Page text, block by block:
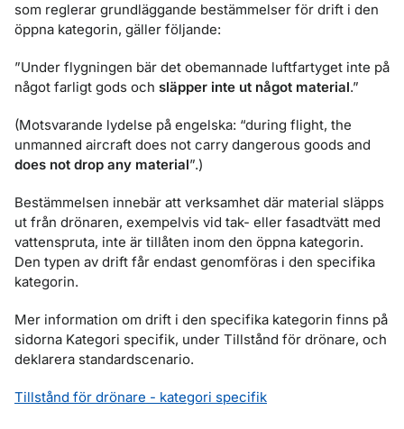
som reglerar grundläggande bestämmelser för drift i den
öppna kategorin, gäller följande:
”Under flygningen bär det obemannade luftfartyget inte på
något farligt gods och släpper inte ut något material.”
(Motsvarande lydelse på engelska: “during flight, the
unmanned aircraft does not carry dangerous goods and
does not drop any material”.)
Bestämmelsen innebär att verksamhet där material släpps
ut från drönaren, exempelvis vid tak- eller fasadtvätt med
vattenspruta, inte är tillåten inom den öppna kategorin.
Den typen av drift får endast genomföras i den specifika
kategorin.
Mer information om drift i den specifika kategorin finns på
sidorna Kategori specifik, under Tillstånd för drönare, och
deklarera standardscenario.
Tillstånd för drönare - kategori specifik